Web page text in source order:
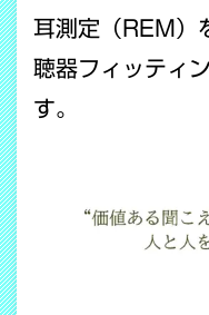
耳測定（REM）
聴器フィッティ
す。